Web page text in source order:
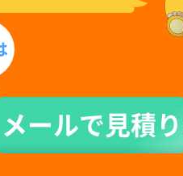
メールで見積り